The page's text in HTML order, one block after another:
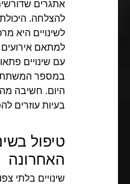
אתגרים
להצלחה.
לשינויים היא
למתאם
עם שינויים
במספר
היום. חשיבה
בעיות עוזרים
טיפול
האחרונה
שינויים בלתי